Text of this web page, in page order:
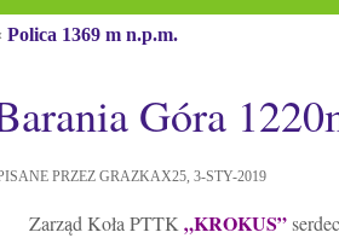
Polica 1369 m n.p.m.
Góra
PRZEZ GRAZKAX25, 3-STY-2019
Zarząd Koła PTTK „KROKUS”